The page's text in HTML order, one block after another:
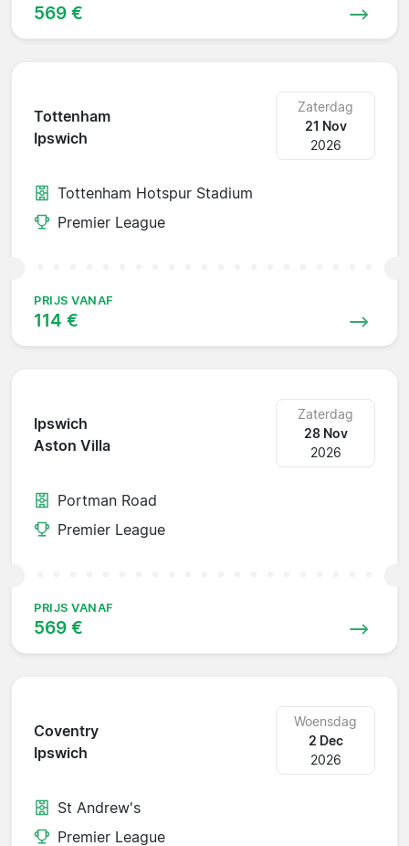
569 €
Tottenham
Ipswich
Zaterdag
21 Nov
2026
Tottenham Hotspur Stadium
Premier League
PRIJS VANAF
114 €
Ipswich
Aston Villa
Zaterdag
28 Nov
2026
Portman Road
Premier League
PRIJS VANAF
569 €
Coventry
Ipswich
Woensdag
2 Dec
2026
St Andrew's
Premier League